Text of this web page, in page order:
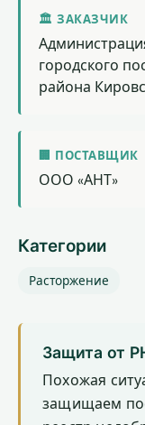
🏛 ЗАКАЗЧИК
городского
района
🏢 ПОСТАВЩИК
ООО «АНТ»
Категории
Расторжение
Защита от
Похожая
защищаем